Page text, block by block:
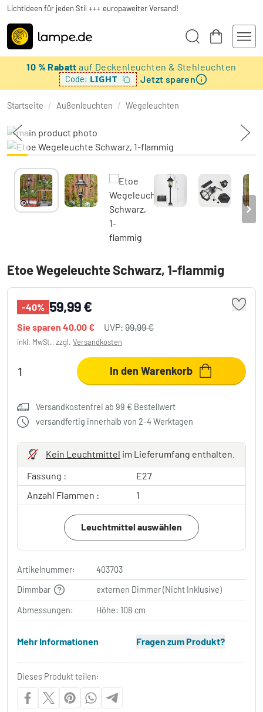
Lichtideen für jeden Stil +++ europaweiter Versand!
10 % Rabattauf Deckenleuchten & Stehleuchten
Code: LIGHT Jetzt sparen
Startseite / Außenleuchten / Wegeleuchten
Etoe Wegeleuchte Schwarz, 1-flammig
-40% 59,99 €
Sie sparen 40,00 € UVP: 99,99 €
inkl. MwSt., zzgl. Versandkosten
In den Warenkorb
Versandkostenfrei ab 99 € Bestellwert
versandfertig innerhalb von 2-4 Werktagen
Kein Leuchtmittel im Lieferumfang enthalten.
Fassung :
E27
Anzahl Flammen :
1
Leuchtmittel auswählen
Artikelnummer:
403703
Dimmbar
externen Dimmer (Nicht Inklusive)
Abmessungen: Höhe: 108 cm
Mehr Informationen Fragen zum Produkt?
Dieses Produkt teilen: